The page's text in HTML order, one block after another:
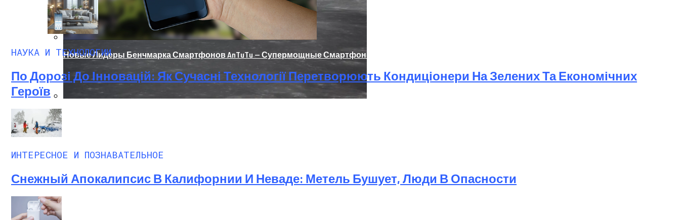
Новые Лидеры Бенчмарка Смартфонов AnTuTu — Супермощные Смартфоны На Базе Snapdragon 888
НАУКА И ТЕХНОЛОГИИ
По Дорозі До Інновацій: Як Сучасні Технології Перетворюють Кондиціонери На Зелених Та Економічних
Героїв
ИНТЕРЕСНОЕ И ПОЗНАВАТЕЛЬНОЕ
Снежный Апокалипсис В Калифорнии И Неваде: Метель Бушует, Люди В Опасности